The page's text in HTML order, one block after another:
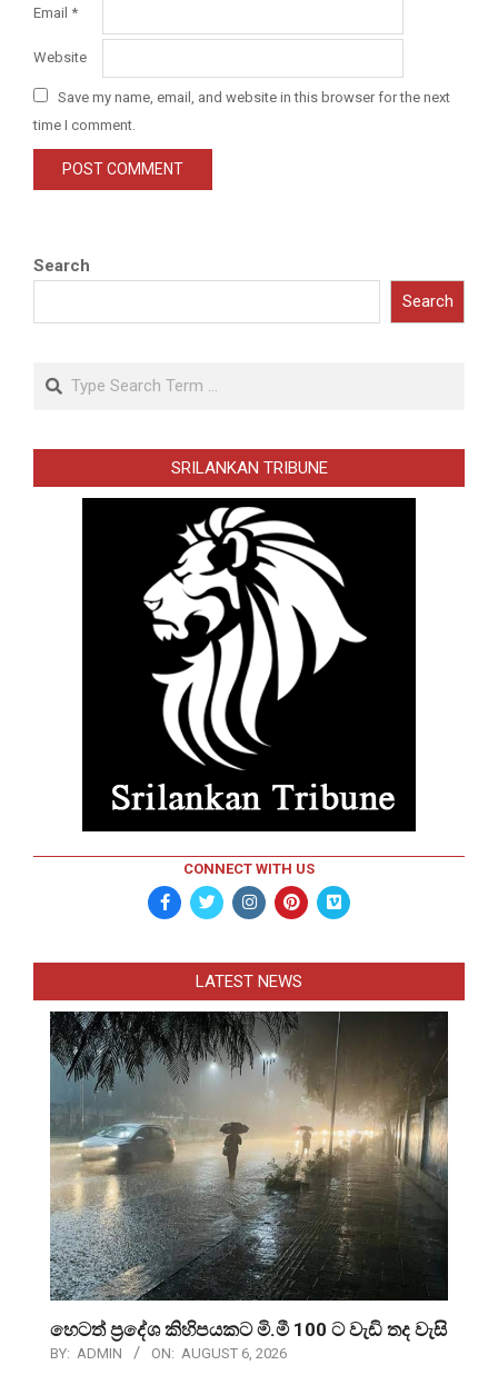
Email *
Website
Save my name, email, and website in this browser for the next
time I comment.
Search
Search
Search
SRILANKAN TRIBUNE
CONNECT WITH US
LATEST NEWS
හෙටත් ප්‍රදේශ කිහිපයකට මි.මී 100 ට වැඩි තද වැසි
BY: ADMIN ON: AUGUST 6, 2026